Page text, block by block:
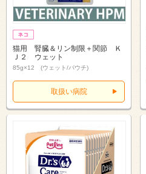
猫用 腎臓＆リン制限＋関節 Ｋ
Ｊ２ ウェット
85g×12 (ウェット/パウチ)
取扱い病院